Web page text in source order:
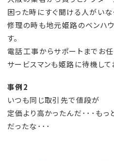
困った時にすぐ聞ける人がいな
修理の時も地元姫路のベンハ
す。
電話工事からサポートまでお
サービスマンも姫路に待機して
事例2
いつも同じ取引先で値段が
定価より高かったんだ･･･もっ
だったな･･･